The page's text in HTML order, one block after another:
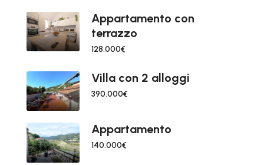
Appartamento con
terrazzo
128.000€
Villa con 2 alloggi
390.000€
Appartamento
140.000€